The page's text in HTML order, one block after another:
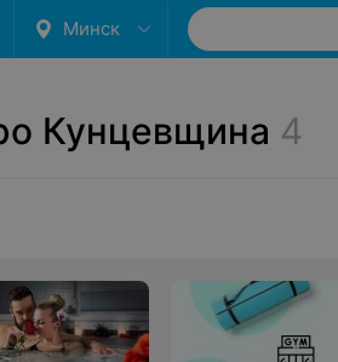
Минск
Кунцевщина 4